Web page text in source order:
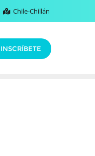
Chile-Chillán
INSCRÍBETE